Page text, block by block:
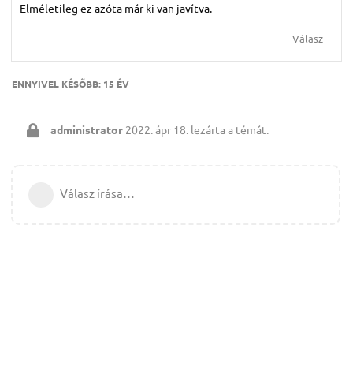
Elméletileg ez azóta már ki van javítva.
Válasz
ENNYIVEL KÉSŐBB: 15 ÉV
administrator 2022. ápr 18. lezárta a témát.
Válasz írása…